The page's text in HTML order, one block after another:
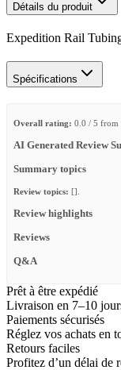
Détails du produit
Expedition Rail
Spécifications
Overall rating: 0.0 / 5 from
AI Generated Review
Summary topics
Review topics: [].
Review highlights
Reviews
Q&A
Prêt à être expédié
Livraison en 7–10
Paiements sécurisés
Réglez vos achats en
Retours faciles
Profitez d’un délai de